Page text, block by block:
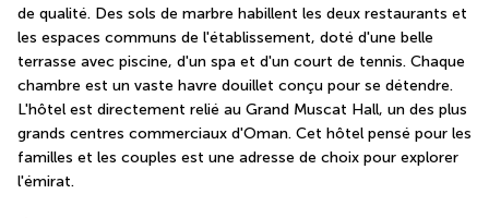
de qualité. Des sols de marbre habillent les deux restaurants et
les espaces communs de l'établissement, doté d'une belle
terrasse avec piscine, d'un spa et d'un court de tennis. Chaque
chambre est un vaste havre douillet conçu pour se détendre.
L'hôtel est directement relié au Grand Muscat Hall, un des plus
grands centres commerciaux d'Oman. Cet hôtel pensé pour les
familles et les couples est une adresse de choix pour explorer
l'émirat.